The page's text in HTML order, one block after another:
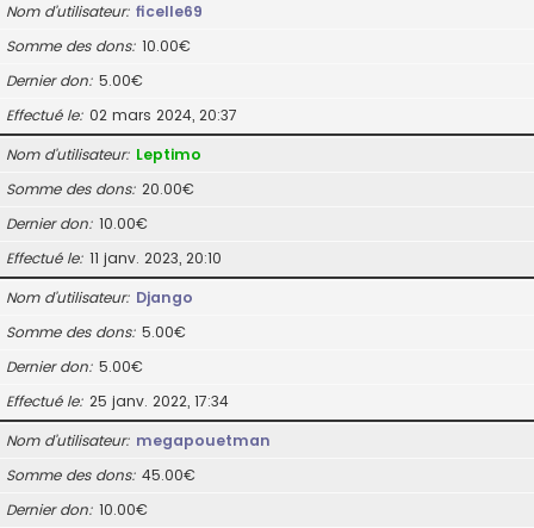
Nom d’utilisateur ficelle69
Somme des dons 10.00€
Dernier don 5.00€
Effectué le 02 mars 2024, 20:37
Nom d’utilisateur Leptimo
Somme des dons 20.00€
Dernier don 10.00€
Effectué le 11 janv. 2023, 20:10
Nom d’utilisateur Django
Somme des dons 5.00€
Dernier don 5.00€
Effectué le 25 janv. 2022, 17:34
Nom d’utilisateur megapouetman
Somme des dons 45.00€
Dernier don 10.00€